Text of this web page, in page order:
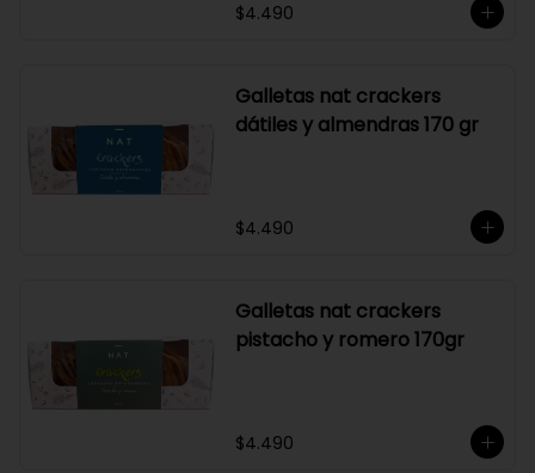
$4.490
Galletas nat crackers
dátiles y almendras 170 gr
$4.490
Galletas nat crackers
pistacho y romero 170gr
$4.490